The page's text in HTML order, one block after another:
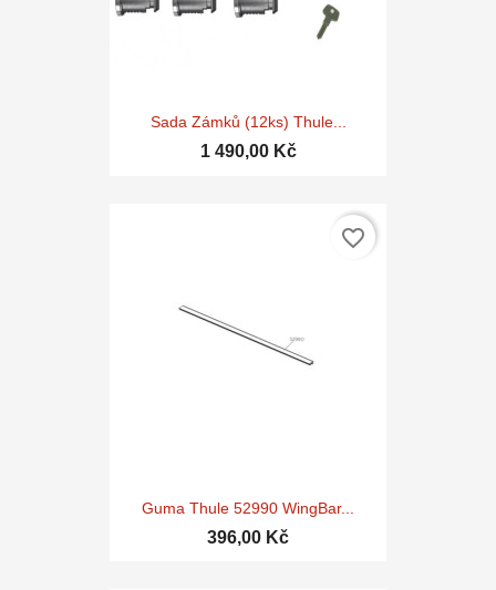
Sada Zámků (12ks) Thule...
1 490,00 Kč
Guma Thule 52990 WingBar...
396,00 Kč
favorite_border